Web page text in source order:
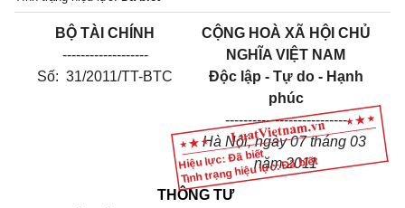
Hiệu lực: Đã biết
Tình trạng hiệu lực: Đã biết
BỘ TÀI CHÍNH
-------------------
Số: 31/2011/TT-BTC
CỘNG HOÀ XÃ HỘI CHỦ
NGHĨA VIỆT NAM
Độc lập - Tự do - Hạnh
phúc
---------------------------
Hà Nội, ngày 07 tháng 03
năm 2011
THÔNG TƯ